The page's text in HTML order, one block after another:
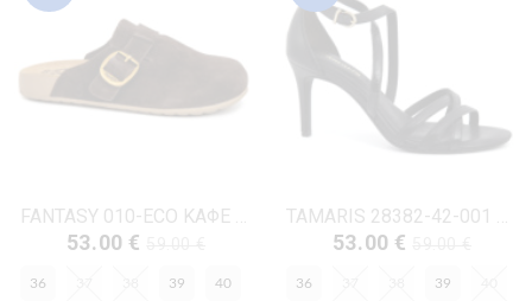
53.00 €
36 39 40
53.00 €
36 39